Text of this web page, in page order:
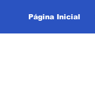
Página Inicial